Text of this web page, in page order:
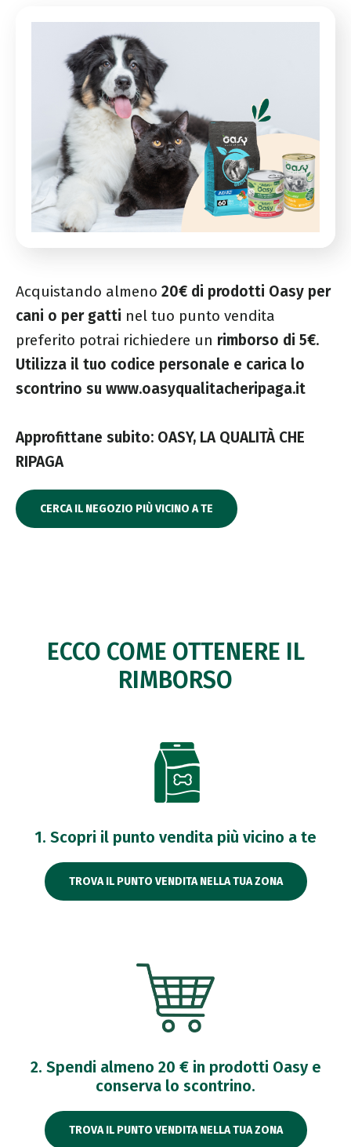
Acquistando almeno 20€ di prodotti Oasy per
cani o per gatti nel tuo punto vendita
preferito potrai richiedere un rimborso di 5€.
Utilizza il tuo codice personale e carica lo
scontrino su www.oasyqualitacheripaga.it
Approfittane subito: OASY, LA QUALITÀ CHE
RIPAGA
CERCA IL NEGOZIO PIÙ VICINO A TE
ECCO COME OTTENERE IL
RIMBORSO
1. Scopri il punto vendita più vicino a te
TROVA IL PUNTO VENDITA NELLA TUA ZONA
2. Spendi almeno 20 € in prodotti Oasy e
conserva lo scontrino.
TROVA IL PUNTO VENDITA NELLA TUA ZONA